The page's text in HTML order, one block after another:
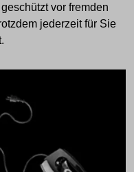
vor fremden
jederzeit für Sie